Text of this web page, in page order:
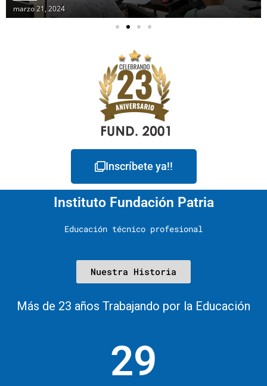
marzo 21, 2024
Inscríbete ya!!
Instituto Fundación Patria
Educación técnico profesional
Nuestra Historia
Más de 23 años Trabajando por la Educación
29